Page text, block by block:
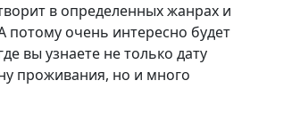
в определенных жанрах и
потому очень интересно будет
вы узнаете не только дату
проживания, но и много